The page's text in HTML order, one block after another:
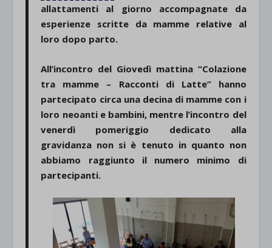
allattamenti al giorno accompagnate da
esperienze scritte da mamme relative al
loro dopo parto.
All’incontro del Giovedì mattina “Colazione
tra mamme – Racconti di Latte” hanno
partecipato circa una decina di mamme con i
loro neoanti e bambini, mentre l’incontro del
venerdì pomeriggio dedicato alla
gravidanza non si è tenuto in quanto non
abbiamo raggiunto il numero minimo di
partecipanti.